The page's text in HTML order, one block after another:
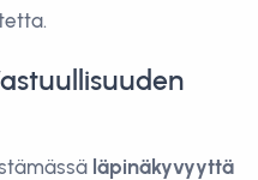
läpinäkyvyyttä